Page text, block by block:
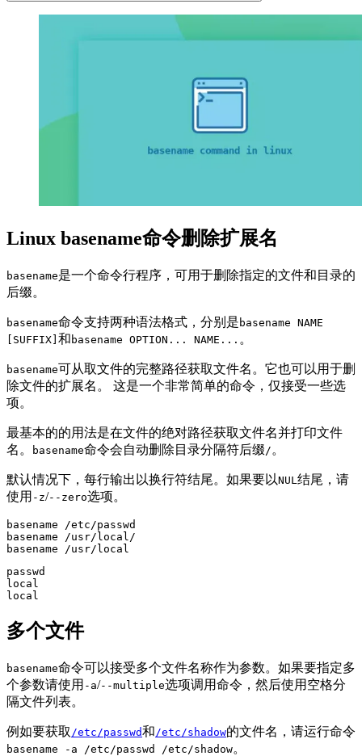
Linux basename命令删除扩展名
basename是一个命令行程序，可用于删除指定的文件和目录的
后缀。
basename命令支持两种语法格式，分别是 basename NAME
[SUFFIX] 和 basename OPTION... NAME... 。
basename可从取文件的完整路径获取文件名。它也可以用于删
除文件的扩展名。 这是一个非常简单的命令，仅接受一些选
项。
最基本的的用法是在文件的绝对路径获取文件名并打印文件
名。
basename命令会自动删除目录分隔符后缀 / 。
默认情况下，每行输出以换行符结尾。如果要以NUL 结尾，请
使用 -z/--zero选项。
basename /etc/passwd
basename /usr/local/
basename /usr/local
passwd
local
多个文件
basename命令可以接受多个文件名称作为参数。如果要指定多
个参数请使用 -a/--multiple选项调用命令，然后使用空格分
隔文件列表。
例如要获取 /etc/passwd和 /etc/shadow的文件名，请运行命令
basename -a /etc/passwd /etc/shadow。